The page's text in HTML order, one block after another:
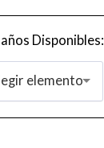
Disponibles:
elemento